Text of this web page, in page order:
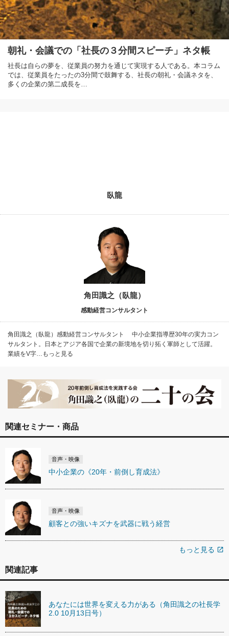
朝礼・会議での「社長の３分間スピーチ」ネタ帳
社長は自らの夢を、従業員の努力を通じて実現する人である。本コラム
では、従業員をたったの3分間で鼓舞する、社長の朝礼・会議ネタを、
多くの企業の第二成長を…
臥龍
角田識之（臥龍）
感動経営コンサルタント
角田識之（臥龍）感動経営コンサルタント 中小企業指導歴30年の実力コン
サルタント。日本とアジア各国で企業の新境地を切り拓く軍師として活躍。
業績をV字…もっと見る
関連セミナー・商品
音声・映像
中小企業の《20年・前倒し育成法》
音声・映像
顧客との強いキズナを武器に戦う経営
もっと見る open_in_new
関連記事
あなたには世界を変える力がある（角田識之の社長学
2.0 10月13日号）